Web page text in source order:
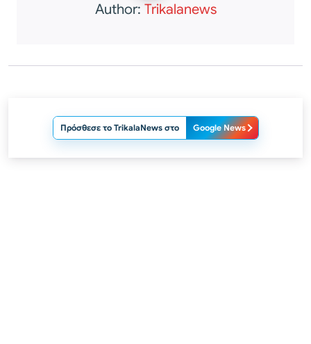
Author: Trikalanews
Πρόσθεσε το TrikalaNews στο Google News